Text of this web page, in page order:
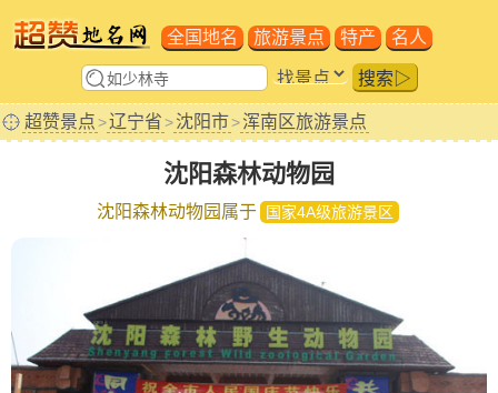
全国地名 旅游景点 特产 名人
搜索▷
超赞景点>辽宁省>沈阳市>浑南区旅游景点
沈阳森林动物园
沈阳森林动物园属于 国家4A级旅游景区